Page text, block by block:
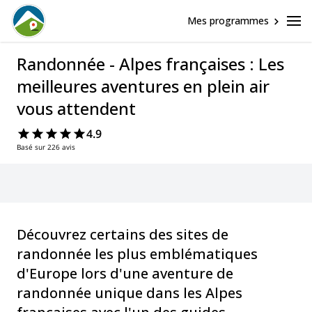
Mes programmes
Randonnée - Alpes françaises : Les
meilleures aventures en plein air
vous attendent
4.9
Basé sur 226 avis
Découvrez certains des sites de
randonnée les plus emblématiques
d'Europe lors d'une aventure de
randonnée unique dans les Alpes